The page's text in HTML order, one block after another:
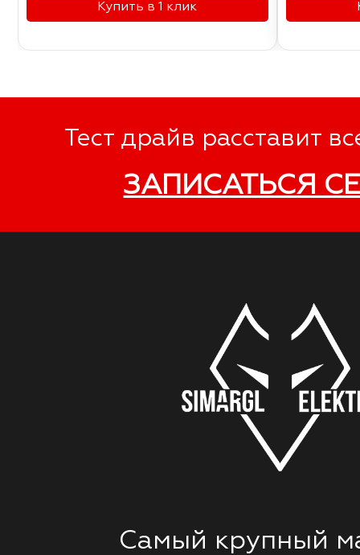
Купить в 1 клик
Тест драйв расставит
ЗАПИСАТЬСЯ
Самый крупный